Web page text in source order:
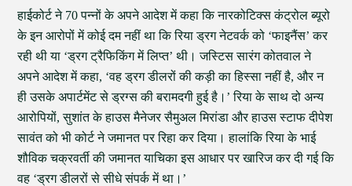
हाईकोर्ट ने 70 पन्नों के अपने आदेश में कहा कि नारकोटिक्स कंट्रोल ब्यूरो
के इन आरोपों में कोई दम नहीं था कि रिया ड्रग नेटवर्क को ‘फाइनैंस’ कर
रही थी या ‘ड्रग ट्रैफिकिंग में लिप्त’ थी। जस्टिस सारंग कोतवाल ने
अपने आदेश में कहा, ‘वह ड्रग डीलरों की कड़ी का हिस्सा नहीं है, और न
ही उसके अपार्टमेंट से ड्रग्स की बरामदगी हुई है।’ रिया के साथ दो अन्य
आरोपियों, सुशांत के हाउस मैनेजर सैमुअल मिरांडा और हाउस स्टाफ दीपेश
सावंत को भी कोर्ट ने जमानत पर रिहा कर दिया। हालांकि रिया के भाई
शौविक चक्रवर्ती की जमानत याचिका इस आधार पर खारिज कर दी गई कि
वह ‘ड्रग डीलरों से सीधे संपर्क में था।’